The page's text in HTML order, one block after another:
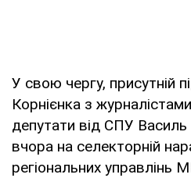
У свою чергу, присутній
Корнієнка з
депутати від СПУ
вчора на селекторній
регіональних управлінь